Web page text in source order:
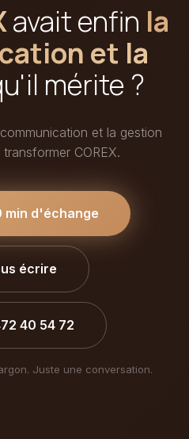
avait enfin la
et la
mérite ?
et la gestion
COREX.
min d'échange
écrire
40 54 72
Juste une conversation.